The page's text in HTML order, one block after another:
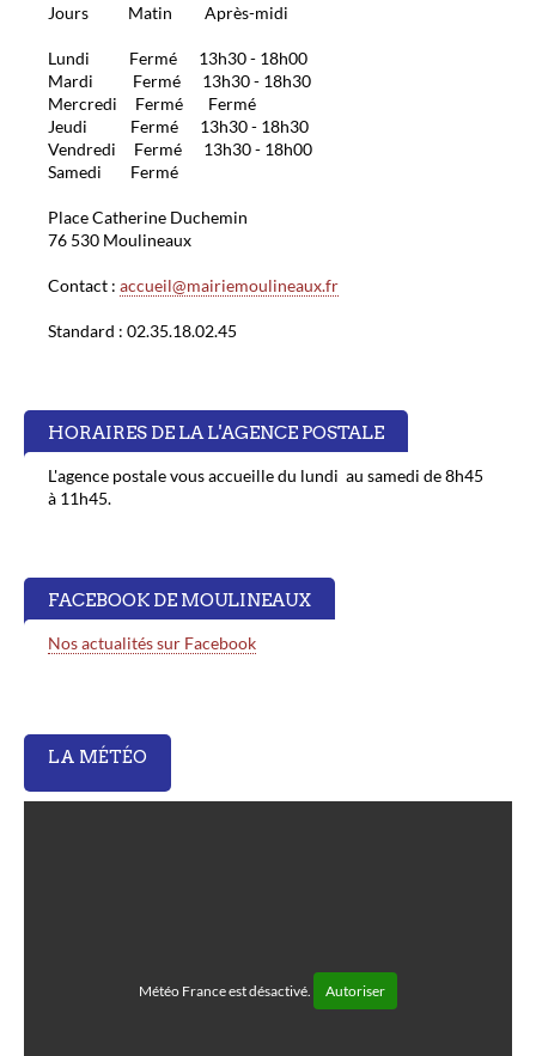
Jours Matin Après-midi
Lundi Fermé 13h30 - 18h00
Mardi Fermé 13h30 - 18h30
Mercredi Fermé Fermé
Jeudi Fermé 13h30 - 18h30
Vendredi Fermé 13h30 - 18h00
Samedi Fermé
Place Catherine Duchemin
76 530 Moulineaux
Contact : accueil@mairiemoulineaux.fr
Standard : 02.35.18.02.45
HORAIRES DE LA L'AGENCE POSTALE
L'agence postale vous accueille du lundi au samedi de 8h45
à 11h45.
FACEBOOK DE MOULINEAUX
Nos actualités sur Facebook
LA MÉTÉO
Météo France est désactivé. Autoriser